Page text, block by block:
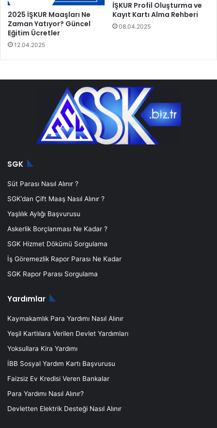
2025 İŞKUR Maaşları Ne
Zaman Yatıyor? Güncel
Eğitim Ücretler
12.04.2025
İŞKUR Profil Oluşturma ve
Kayıt Kartı Alma Rehberi
08.04.2025
SGK
Süt Parası Nasıl Alınır ?
SGK’dan Çift Maaş Nasıl Alınır ?
Yaşlılık Aylığı Başvurusu
Askerlik Borçlanması Ne Kadar ?
SGK Hizmet Dökümü Sorgulama
İş Göremezlik Rapor Parası Ne Kadar
SGK Rapor Parası Sorgulama
Yardımlar
Kaymakamlık Para Yardımı Nasıl Alınır
Yeşil Kartlılara Verilen Devlet Yardımları
Yoksullara Kira Yardımı
İBB Sosyal Yardım Kartı Başvurusu
Faizsiz Ev Kredisi Veren Bankalar
Para Yardımı Nasıl Alınır?
Devletten Elektrik Desteği Nasıl Alınır